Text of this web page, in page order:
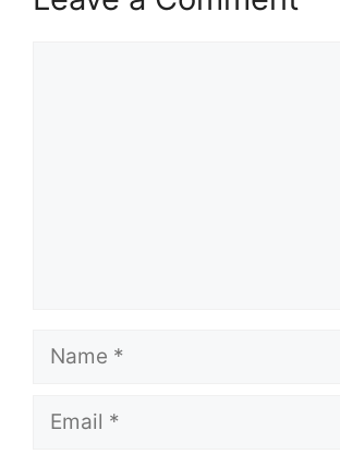
Name
Email